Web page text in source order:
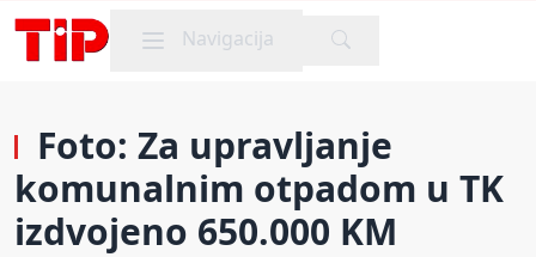
Mobile menu
Navigacija
Foto: Za upravljanje
komunalnim otpadom u TK
izdvojeno 650.000 KM